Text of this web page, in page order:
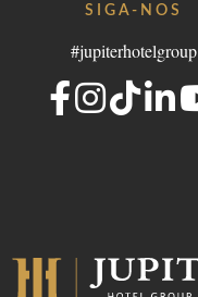
SIGA-NOS
#jupiterhotelgroup